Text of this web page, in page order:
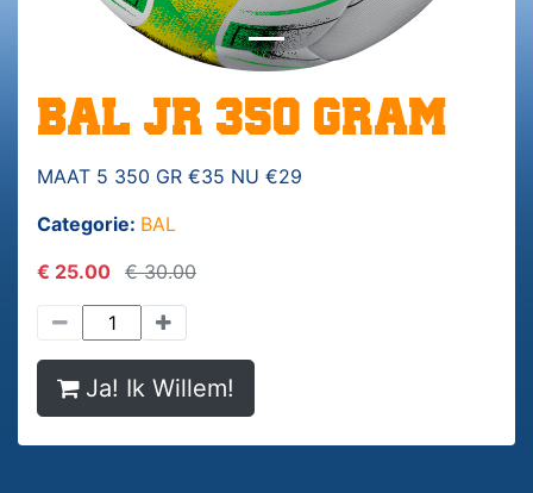
BAL JR 350 GRAM
MAAT 5 350 GR €35 NU €29
Categorie: BAL
€ 25.00 € 30.00
Ja! Ik Willem!